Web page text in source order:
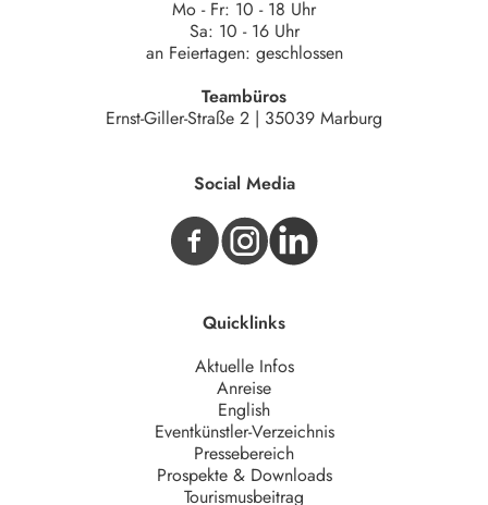
Mo - Fr: 10 - 18 Uhr
Sa: 10 - 16 Uhr
an Feiertagen: geschlossen
Teambüros
Ernst-Giller-Straße 2 | 35039 Marburg
Social Media
Quicklinks
Aktuelle Infos
Anreise
English
Eventkünstler-Verzeichnis
Pressebereich
Prospekte & Downloads
Tourismusbeitrag